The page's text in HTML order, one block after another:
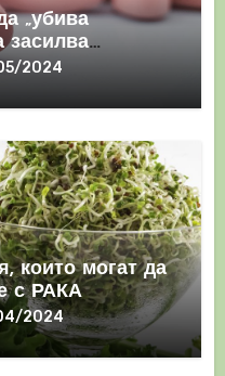
„убива
засилва
2024
които могат да
с РАКА
2024